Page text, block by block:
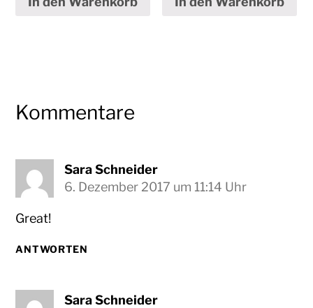
Kommentare
Sara Schneider
6. Dezember 2017 um 11:14 Uhr
Great!
ANTWORTEN
Sara Schneider